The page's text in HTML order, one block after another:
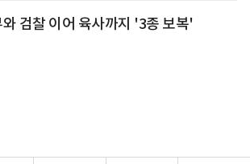
검찰 이어 육사까지 '3종 보복'